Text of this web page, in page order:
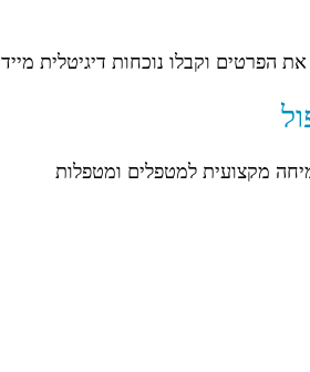
את הפרטים וקבלו נוכחות
מקצועית למטפלים ומטפלות